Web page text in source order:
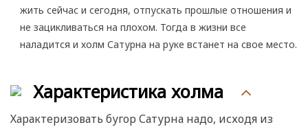
жить сейчас и сегодня, отпускать прошлые отношения и
не зацикливаться на плохом. Тогда в жизни все
наладится и холм Сатурна на руке встанет на свое место.
Характеристика холма
Характеризовать бугор Сатурна надо, исходя из